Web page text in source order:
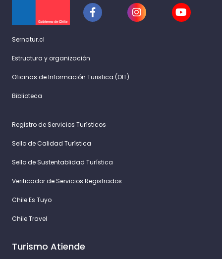
Sernatur.cl
Estructura y organización
Oficinas de Información Turistica (OIT)
Biblioteca
Registro de Servicios Turísticos
Sello de Calidad Turística
Sello de Sustentablidad Turística
Verificador de Servicios Registrados
Chile Es Tuyo
Chile Travel
Turismo Atiende